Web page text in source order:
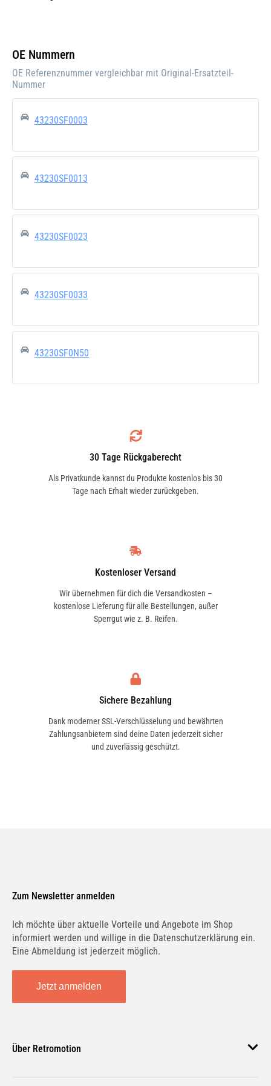
OE Nummern
OE Referenznummer vergleichbar mit Original-Ersatzteil-
Nummer
43230SF0003
43230SF0013
43230SF0023
43230SF0033
43230SF0N50
30 Tage Rückgaberecht
Als Privatkunde kannst du Produkte kostenlos bis 30
Tage nach Erhalt wieder zurückgeben.
Kostenloser Versand
Wir übernehmen für dich die Versandkosten –
kostenlose Lieferung für alle Bestellungen, außer
Sperrgut wie z. B. Reifen.
Sichere Bezahlung
Dank moderner SSL-Verschlüsselung und bewährten
Zahlungsanbietern sind deine Daten jederzeit sicher
und zuverlässig geschützt.
Zum Newsletter anmelden
Ich möchte über aktuelle Vorteile und Angebote im Shop
informiert werden und willige in die Datenschutzerklärung ein.
Eine Abmeldung ist jederzeit möglich.
Jetzt anmelden
Über Retromotion